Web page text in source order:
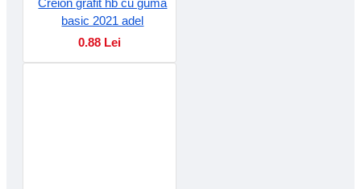
basic 2021 adel
0.88 Lei